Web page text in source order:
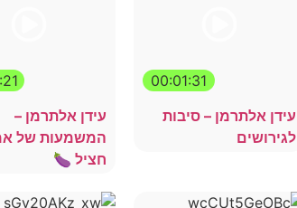
00:01:31
עידן אלתרמן – סיבות
לגירושים
עידן אלתרמן –
המשמעות של
חציל 🍆